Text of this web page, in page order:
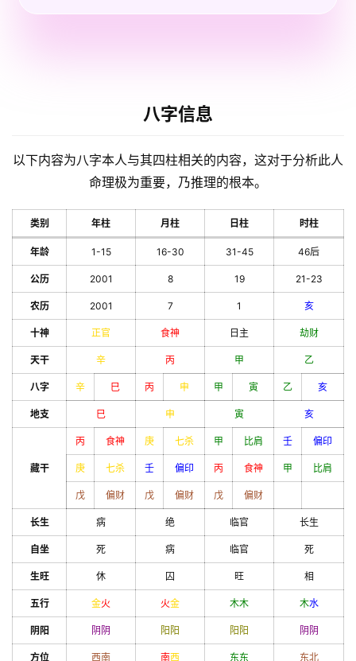
八字信息
以下内容为八字本人与其四柱相关的内容，这对于分析此人
命理极为重要，乃推理的根本。
类别 年柱 月柱 日柱 时柱
年龄 1-15 16-30 31-45 46后
公历 2001 8 19 21-23
农历 2001 7 1 亥
十神 正官 食神 日主 劫财
天干 辛 丙 甲 乙
八字 辛 巳 丙 申 甲 寅 乙 亥
地支 巳 申 寅 亥
藏干
丙 食神 庚 七杀 甲 比肩 壬 偏印
庚 七杀 壬 偏印 丙 食神 甲 比肩
戊 偏财 戊 偏财 戊 偏财
长生 病 绝 临官 长生
自坐 死 病 临官 死
生旺 休 囚 旺 相
五行 金火 火金 木木 木水
阴阳 阴 阴 阳 阳 阳 阳 阴 阴
方位 西南 南西 东东 东北